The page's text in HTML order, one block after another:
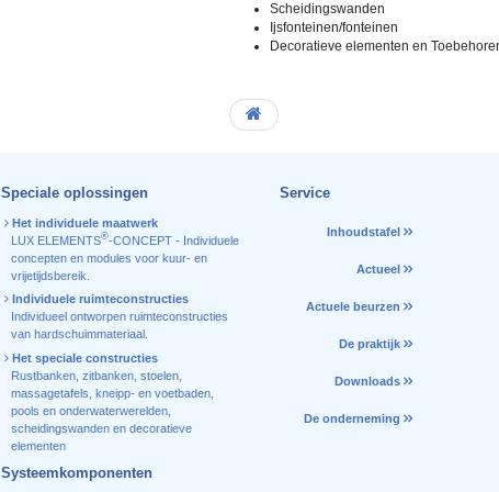
Scheidingswanden
Ijsfonteinen/fonteinen
Decoratieve elementen en
Speciale oplossingen
Het individuele maatwerk
LUX ELEMENTS®-CONCEPT - Individuele
concepten en modules voor kuur- en
vrijetijdsbereik.
Individuele ruimteconstructies
Individueel ontworpen ruimteconstructies
van hardschuimmateriaal.
Het speciale constructies
Rustbanken, zitbanken, stoelen,
massagetafels, kneipp- en voetbaden,
pools en onderwaterwerelden,
scheidingswanden en decoratieve
elementen
Systeemkomponenten
Service
Inhoudstafel
Actueel
Actuele beurzen
De praktijk
Downloads
De onderneming